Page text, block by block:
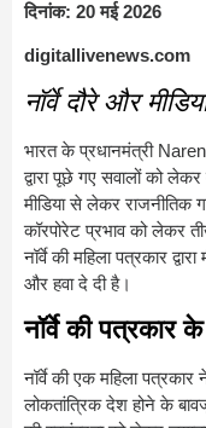
दिनांक: 20 मई 2026
digitallivenews.com
नॉर्वे दौरे और
भारत के प्रधानमंत्री
द्वारा पूछे गए सवालों को
मीडिया से लेकर राजनीतिक
कॉरपोरेट प्रभाव को लेकर
नॉर्वे की महिला पत्रकार
और हवा दे दी है।
नॉर्वे की पत्रकार
नॉर्वे की एक महिला पत्रकार
लोकतांत्रिक देश होने के